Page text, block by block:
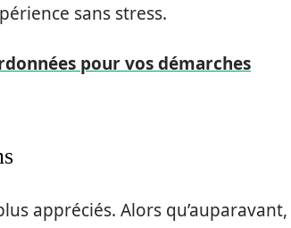
sans stress.
pour vos démarches
appréciés. Alors qu’auparavant,